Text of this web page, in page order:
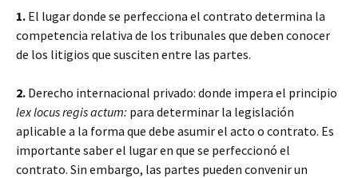
1. El lugar donde se perfecciona el contrato determina la
competencia relativa de los tribunales que deben conocer
de los litigios que susciten entre las partes.
2. Derecho internacional privado: donde impera el principio
lex locus regis actum: para determinar la legislación
aplicable a la forma que debe asumir el acto o contrato. Es
importante saber el lugar en que se perfeccionó el
contrato. Sin embargo, las partes pueden convenir un